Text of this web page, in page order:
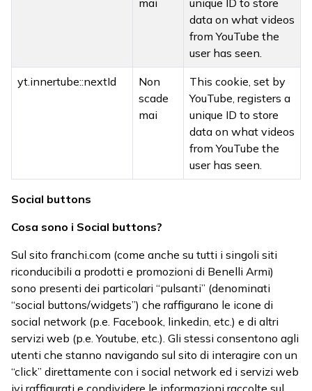
mai
unique ID to store
data on what videos
from YouTube the
user has seen.
yt.innertube::nextId
Non
scade
mai
This cookie, set by
YouTube, registers a
unique ID to store
data on what videos
from YouTube the
user has seen.
Social buttons
Cosa sono i Social buttons?
Sul sito franchi.com (come anche su tutti i singoli siti
riconducibili a prodotti e promozioni di Benelli Armi)
sono presenti dei particolari “pulsanti” (denominati
“social buttons/widgets”) che raffigurano le icone di
social network (p.e. Facebook, linkedin, etc.) e di altri
servizi web (p.e. Youtube, etc.). Gli stessi consentono agli
utenti che stanno navigando sul sito di interagire con un
“click” direttamente con i social network ed i servizi web
ivi raffigurati e condividere le informazioni raccolte sul